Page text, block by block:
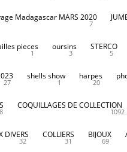
Madagascar MARS 2020
7
pieces
1
oursins
3
STERCO
5
27
shells show
1
harpes
20
COQUILLAGES DE COLLECTION
1092
DIVERS
32
COLLIERS
31
BIJOUX
69